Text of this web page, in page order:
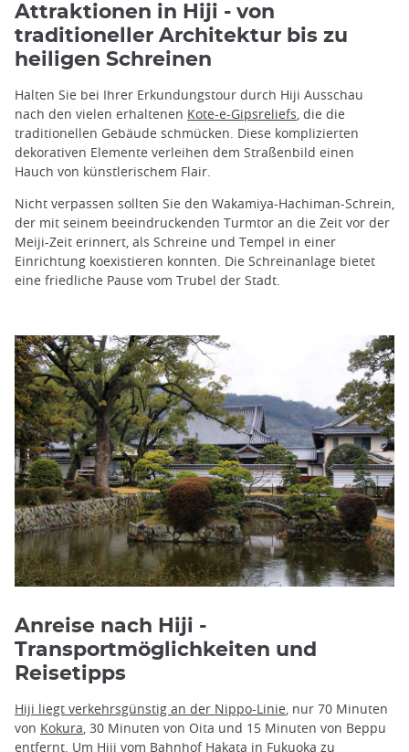
Attraktionen in Hiji - von
traditioneller Architektur bis zu
heiligen Schreinen
Halten Sie bei Ihrer Erkundungstour durch Hiji Ausschau
nach den vielen erhaltenen Kote-e-Gipsreliefs, die die
traditionellen Gebäude schmücken. Diese komplizierten
dekorativen Elemente verleihen dem Straßenbild einen
Hauch von künstlerischem Flair.
Nicht verpassen sollten Sie den Wakamiya-Hachiman-Schrein,
der mit seinem beeindruckenden Turmtor an die Zeit vor der
Meiji-Zeit erinnert, als Schreine und Tempel in einer
Einrichtung koexistieren konnten. Die Schreinanlage bietet
eine friedliche Pause vom Trubel der Stadt.
Anreise nach Hiji -
Transportmöglichkeiten und
Reisetipps
Hiji liegt verkehrsgünstig an der Nippo-Linie , nur 70 Minuten
von Kokura , 30 Minuten von Oita und 15 Minuten von Beppu
entfernt. Um Hiji vom Bahnhof Hakata in Fukuoka zu